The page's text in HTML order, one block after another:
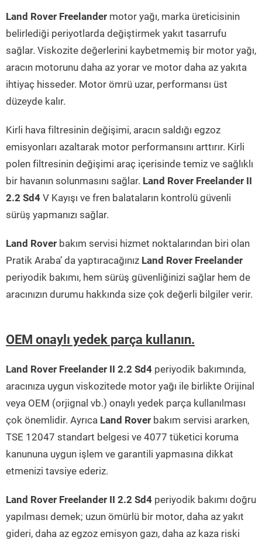
Land Rover Freelander motor yağı, marka üreticisinin
belirlediği periyotlarda değiştirmek yakıt tasarrufu
sağlar. Viskozite değerlerini kaybetmemiş bir motor yağı,
aracın motorunu daha az yorar ve motor daha az yakıta
ihtiyaç hisseder. Motor ömrü uzar, performansı üst
düzeyde kalır.
Kirli hava filtresinin değişimi, aracın saldığı egzoz
emisyonları azaltarak motor performansını arttırır. Kirli
polen filtresinin değişimi araç içerisinde temiz ve sağlıklı
bir havanın solunmasını sağlar. Land Rover Freelander II
2.2 Sd4 V Kayışı ve fren balataların kontrolü güvenli
sürüş yapmanızı sağlar.
Land Rover bakım servisi hizmet noktalarından biri olan
Pratik Araba’ da yaptıracağınız Land Rover Freelander
periyodik bakımı, hem sürüş güvenliğinizi sağlar hem de
aracınızın durumu hakkında size çok değerli bilgiler verir.
OEM onaylı yedek parça kullanın.
Land Rover Freelander II 2.2 Sd4 periyodik bakımında,
aracınıza uygun viskozitede motor yağı ile birlikte Orijinal
veya OEM (orjignal vb.) onaylı yedek parça kullanılması
çok önemlidir. Ayrıca Land Rover bakım servisi ararken,
TSE 12047 standart belgesi ve 4077 tüketici koruma
kanununa uygun işlem ve garantili yapmasına dikkat
etmenizi tavsiye ederiz.
Land Rover Freelander II 2.2 Sd4 periyodik bakımı doğru
yapılması demek; uzun ömürlü bir motor, daha az yakıt
gideri, daha az egzoz emisyon gazı, daha az kaza riski